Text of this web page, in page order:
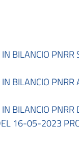
BILANCIO PNRR
BILANCIO PNRR
BILANCIO PNRR
16-05-2023